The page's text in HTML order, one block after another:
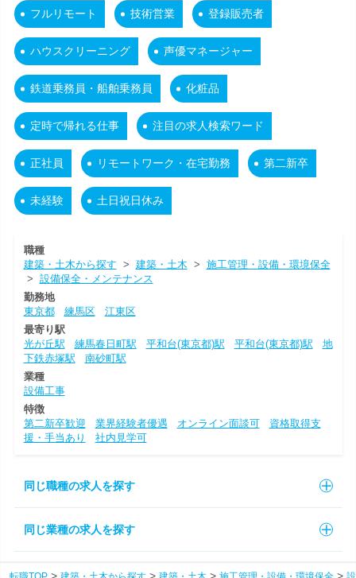
フルリモート 技術営業 登録販売者
ハウスクリーニング 声優マネージャー
鉄道乗務員・船舶乗務員 化粧品
定時で帰れる仕事 注目の求人検索ワード
正社員 リモートワーク・在宅勤務 第二新卒
未経験 土日祝日休み
職種
建築・土木から探す > 建築・土木 > 施工管理・設備・環境保全
> 設備保全・メンテナンス
勤務地
東京都
練馬区
江東区
最寄り駅
光が丘駅
練馬春日町駅 平和台(東京都)駅 平和台(東京都)駅
地
下鉄赤塚駅
南砂町駅
業種
設備工事
特徴
第二新卒歓迎
業界経験者優遇 オンライン面談可
資格取得支
援・手当あり
社内見学可
同じ職種の求人を探す
同じ業種の求人を探す